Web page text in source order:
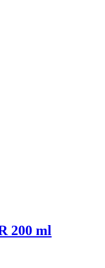
200 ml